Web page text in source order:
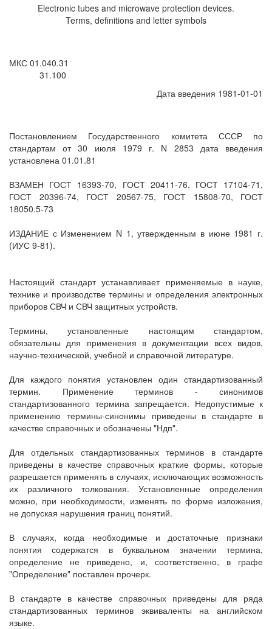
Electronic tubes and microwave protection devices.
Terms, definitions and letter symbols
МКС 01.040.31
31.100
Дата введения 1981-01-01
Постановлением Государственного комитета СССР по
стандартам от 30 июля 1979 г. N 2853 дата введения
установлена 01.01.81
ВЗАМЕН ГОСТ 16393-70, ГОСТ 20411-76, ГОСТ 17104-71,
ГОСТ 20396-74, ГОСТ 20567-75, ГОСТ 15808-70, ГОСТ
18050.5-73
ИЗДАНИЕ с Изменением N 1, утвержденным в июне 1981 г.
(ИУС 9-81).
Настоящий стандарт устанавливает применяемые в науке,
технике и производстве термины и определения электронных
приборов СВЧ и СВЧ защитных устройств.
Термины, установленные настоящим стандартом,
обязательны для применения в документации всех видов,
научно-технической, учебной и справочной литературе.
Для каждого понятия установлен один стандартизованный
термин. Применение терминов - синонимов
стандартизованного термина запрещается. Недопустимые к
применению термины-синонимы приведены в стандарте в
качестве справочных и обозначены "Ндп".
Для отдельных стандартизованных терминов в стандарте
приведены в качестве справочных краткие формы, которые
разрешается применять в случаях, исключающих возможность
их различного толкования. Установленные определения
можно, при необходимости, изменять по форме изложения,
не допуская нарушения границ понятий.
В случаях, когда необходимые и достаточные признаки
понятия содержатся в буквальном значении термина,
определение не приведено, и, соответственно, в графе
"Определение" поставлен прочерк.
В стандарте в качестве справочных приведены для ряда
стандартизованных терминов эквиваленты на английском
языке.